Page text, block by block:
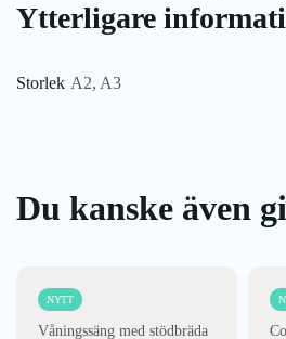
Ytterligare
Storlek A2, A3
Du kanske även
NYTT
Våningssäng med stödbräda